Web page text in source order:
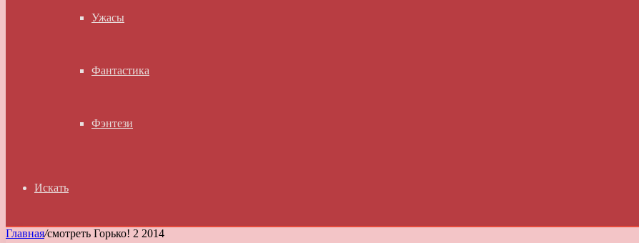
Ужасы
Фантастика
Фэнтези
Искать
Главная/смотреть Горько! 2 2014